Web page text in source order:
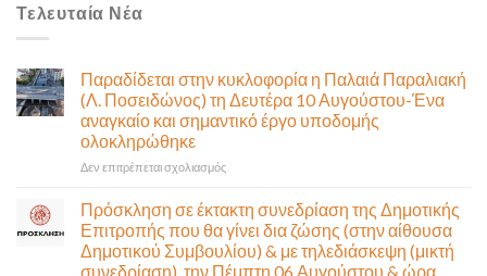
Τελευταία Νέα
Παραδίδεται στην κυκλοφορία η Παλαιά Παραλιακή
(Λ. Ποσειδώνος) τη Δευτέρα 10 Αυγούστου-Ένα
αναγκαίο και σημαντικό έργο υποδομής
ολοκληρώθηκε
Δεν επιτρέπεται σχολιασμόςστο
κυκλοφορία
η
Παλαιά
Πρόσκληση σε έκτακτη συνεδρίαση της Δημοτικής
Επιτροπής που θα γίνει δια ζώσης (στην αίθουσα
Δημοτικού Συμβουλίου) & με τηλεδιάσκεψη (μικτή
συνεδρίαση), την Πέμπτη 06 Αυγούστου & ώρα